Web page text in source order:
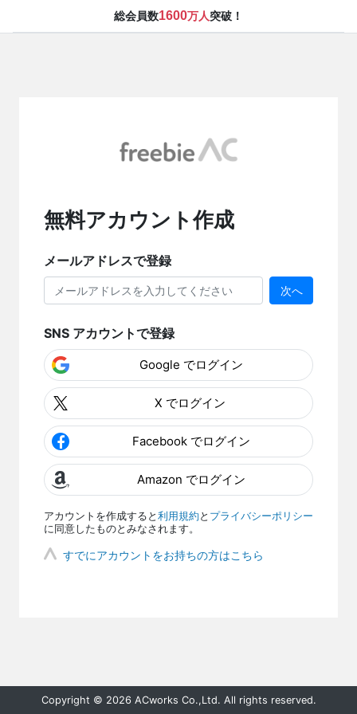
総会員数1600万人突破！
無料アカウント作成
メールアドレスで登録
次へ
SNS アカウントで登録
Google でログイン
X でログイン
Facebook でログイン
Amazon でログイン
アカウントを作成すると 利用規約 と プライバシーポリシー
に同意したものとみなされます。
すでにアカウントをお持ちの方はこちら
Copyright © 2026 ACworks Co.,Ltd. All rights reserved.